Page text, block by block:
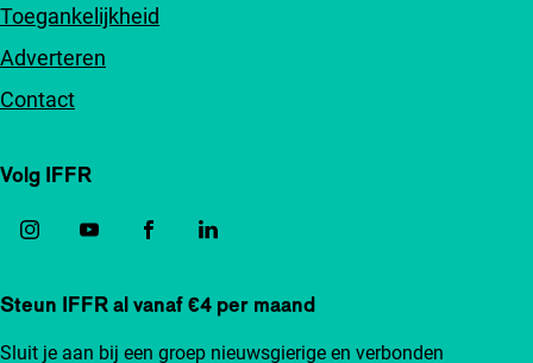
Toegankelijkheid
Adverteren
Contact
Volg IFFR
Steun IFFR al vanaf €4 per maand
Sluit je aan bij een groep nieuwsgierige en verbonden